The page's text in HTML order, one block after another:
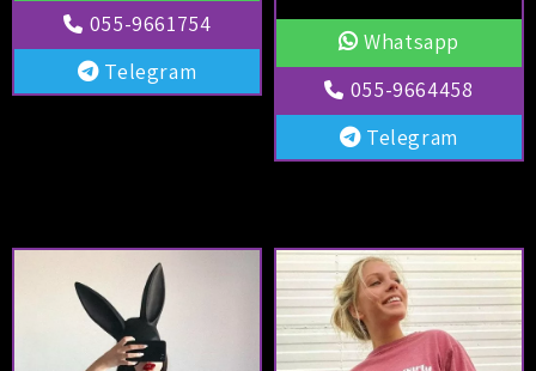
Whatsapp
055-9664458
Telegram
055-9661754
Telegram